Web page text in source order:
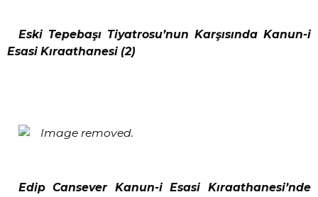
Eski Tepebaşı Tiyatrosu’nun Karşısında Kanun-i
Esasi Kıraathanesi (2)
Edip Cansever Kanun-i Esasi Kıraathanesi’nde